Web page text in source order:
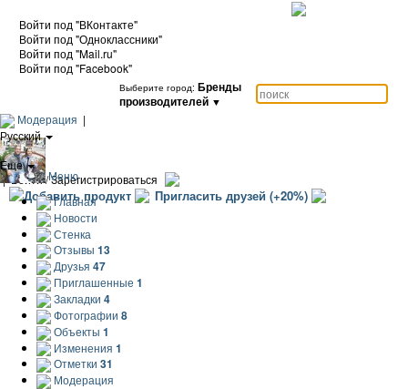
Войти под "ВКонтакте"
Войти под "Одноклассники"
Войти под "Mail.ru"
Войти под "Facebook"
Выберите город: Бренды
производителей ▼
Модерация |
Русский
|
Еще
|Войти / Зарегистрироваться
Добавить продукт Пригласить друзей (+20%)
Меню
Главная
Новости
Стенка
Отзывы 13
Друзья 47
Приглашенные 1
Закладки 4
Фотографии 8
Объекты 1
Изменения 1
Отметки 31
Модерация